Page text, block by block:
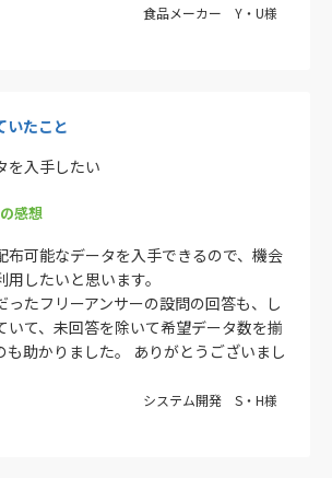
食品メーカー Y・U様
いたこと
を入手したい
感想
布可能なデータを入手できるので、機会
したいと思います。
ったフリーアンサーの設問の回答も、し
いて、未回答を除いて希望データ数を揃
も助かりました。 ありがとうございまし
システム開発 S・H様